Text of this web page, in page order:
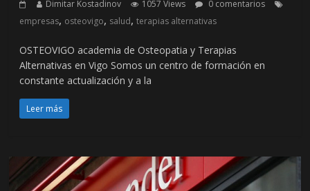
Dimitar Kostadinov 1057 Views
0 comentarios
empresas, osteovigo, salud,terapias alternativas
OSTEOVIGO academia de Osteopatia y Terapias
Alternativas en Vigo Somos un centro de formación en
constante actualización y a la
Leer más